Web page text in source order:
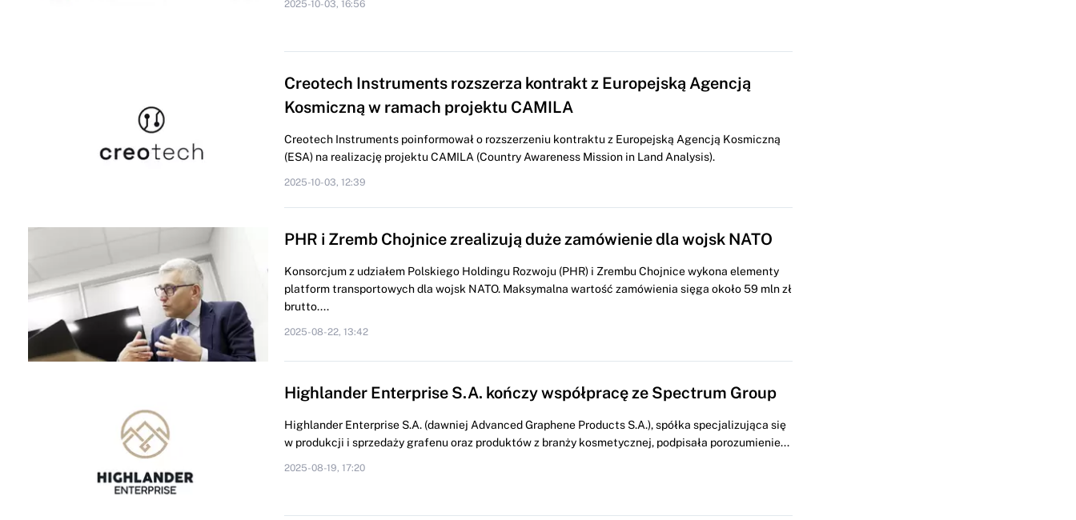
2025-10-03, 16:56
Creotech Instruments rozszerza kontrakt z Europejską Agencją
Kosmiczną w ramach projektu CAMILA
Creotech Instruments poinformował o rozszerzeniu kontraktu z Europejską Agencją Kosmiczną
(ESA) na realizację projektu CAMILA (Country Awareness Mission in Land Analysis).
2025-10-03, 12:39
PHR i Zremb Chojnice zrealizują duże zamówienie dla wojsk NATO
Konsorcjum z udziałem Polskiego Holdingu Rozwoju (PHR) i Zrembu Chojnice wykona elementy
platform transportowych dla wojsk NATO. Maksymalna wartość zamówienia sięga około 59 mln zł
brutto....
2025-08-22, 13:42
Highlander Enterprise S.A. kończy współpracę ze Spectrum Group
Highlander Enterprise S.A. (dawniej Advanced Graphene Products S.A.), spółka specjalizująca się
w produkcji i sprzedaży grafenu oraz produktów z branży kosmetycznej, podpisała porozumienie...
2025-08-19, 17:20